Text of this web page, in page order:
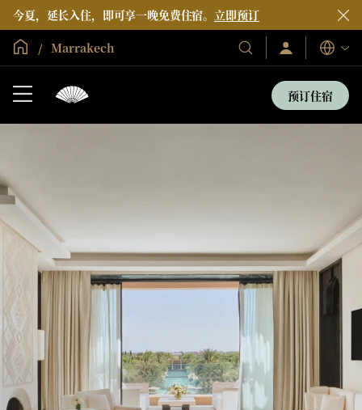
今夏，延长入住，即可享一晚免费住宿。 立即预订
全球首页
Marrakech
我
们
登
录/
即
加
入
语
言
预订住宿